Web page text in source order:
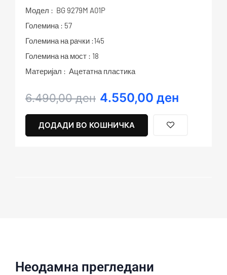
Модел : BG 9279M A01P
Големина : 57
Големина на рачки :145
Големина на мост : 18
Материјал : Ацетатна пластика
6.490,00ден
Original
was:
6.490,00 ден.
4.550,00 ден
Current
4.550,00 ден.
ДОДАДИ ВО КОШНИЧКА
Неодамна прегледани